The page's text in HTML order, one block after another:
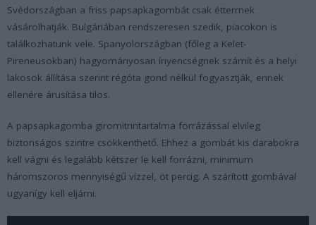
Svédországban a friss papsapkagombát csak éttermek
vásárolhatják. Bulgáriában rendszeresen szedik, piacokon is
találkozhatunk vele. Spanyolországban (főleg a Kelet-
Pireneusokban) hagyományosan ínyencségnek számít és a helyi
lakosok állítása szerint régóta gond nélkül fogyasztják, ennek
ellenére árusítása tilos.
A papsapkagomba giromitrintartalma forrázással elvileg
biztonságos szintre csökkenthető. Ehhez a gombát kis darabokra
kell vágni és legalább kétszer le kell forrázni, minimum
háromszoros mennyiségű vízzel, öt percig. A szárított gombával
ugyanígy kell eljárni.